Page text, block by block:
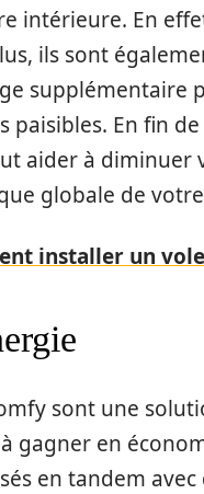
intérieure. En
ils sont
supplémentaire
paisibles. En fin
aider à diminuer
globale de
installer un
sont une
gagner en
en tandem